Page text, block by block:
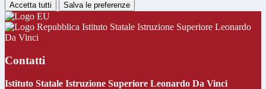
Accetta tutti Salva le preferenze
Istituto Statale Istruzione Superiore Leonardo
Da Vinci
Contatti
Istituto Statale Istruzione Superiore Leonardo Da Vinci